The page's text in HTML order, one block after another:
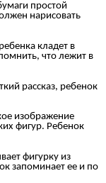
простой
нарисовать
кладет в
что лежит в
рассказ, ребенок
изображение
фигур. Ребенок
фигурку из
запоминает ее и по